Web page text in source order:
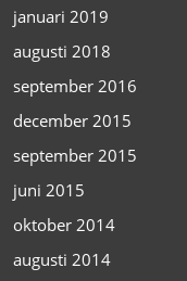
januari 2019
augusti 2018
september 2016
december 2015
september 2015
juni 2015
oktober 2014
augusti 2014